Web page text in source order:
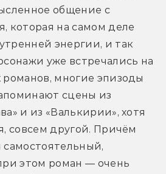
общение с
которая на самом деле
энергии, и так
уже встречались на
романов, многие эпизоды
сцены из
и из «Валькирии», хотя
совсем другой. Причём
этом роман — очень